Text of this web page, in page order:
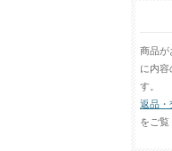
商品が
に内容
す。
返品・
をご覧